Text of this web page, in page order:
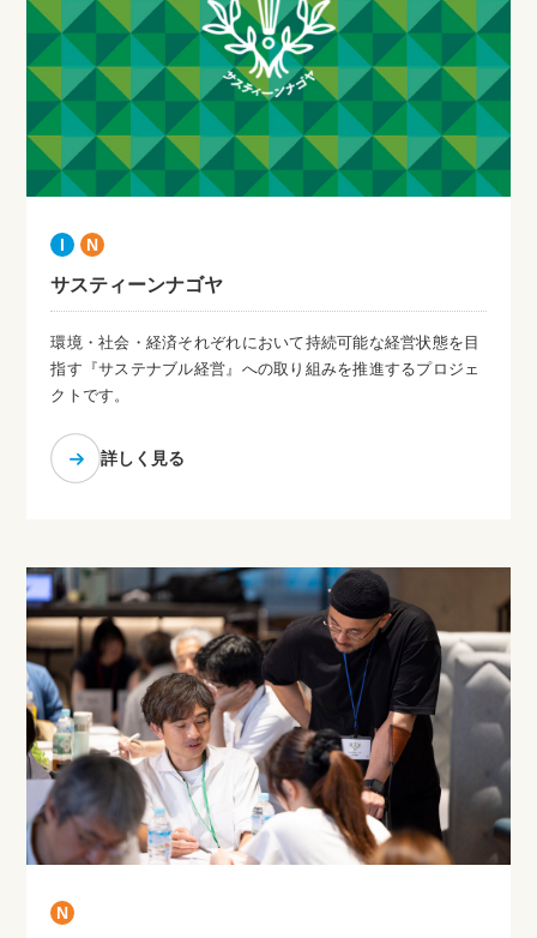
I N
サスティーンナゴヤ
環境・社会・経済それぞれにおいて持続可能な経営状態を目
指す『サステナブル経営』への取り組みを推進するプロジェ
クトです。
詳しく見る
N